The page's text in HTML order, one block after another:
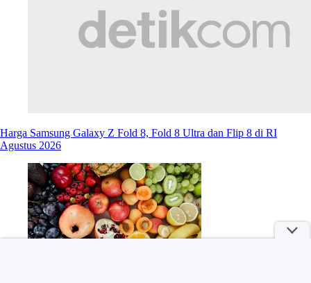
Harga Samsung Galaxy Z Fold 8, Fold 8 Ultra dan Flip 8 di RI
Agustus 2026